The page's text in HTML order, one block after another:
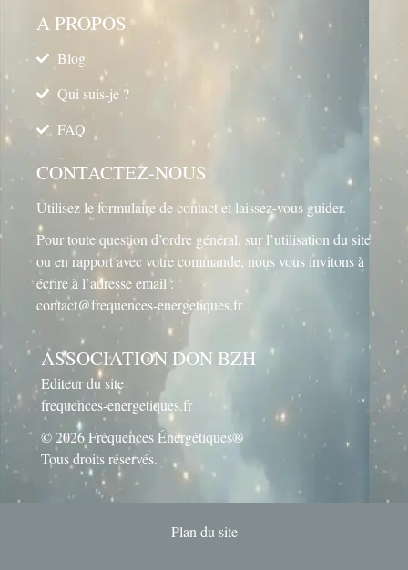
A PROPOS
Blog
Qui suis-je ?
FAQ
CONTACTEZ-NOUS
Utilisez leformulaire de contactet laissez-vous guider.
Pour toute question d’ordre général, sur l’utilisation du site
ou en rapport avec votre commande, nous vous invitons à
écrire à l’adresse email :
contact@frequences-energetiques.fr
ASSOCIATION DON BZH
Editeur du site
frequences-energetiques.fr
© 2026 Fréquences Énergétiques®
Tous droits réservés.
Plan du site